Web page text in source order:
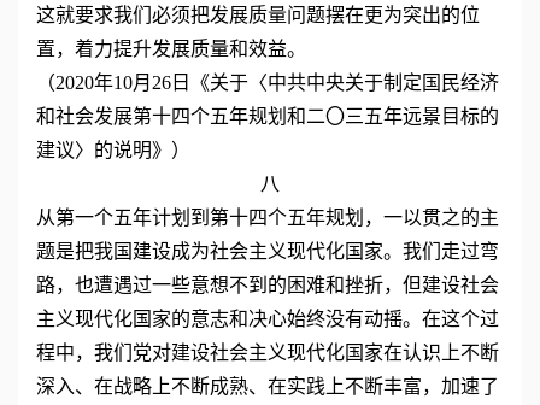
这就要求我们必须把发展质量问题摆在更为突出的位
置，着力提升发展质量和效益。
（2020年10月26日《关于〈中共中央关于制定国民经济
和社会发展第十四个五年规划和二〇三五年远景目标的
建议〉的说明》）
八
从第一个五年计划到第十四个五年规划，一以贯之的主
题是把我国建设成为社会主义现代化国家。我们走过弯
路，也遭遇过一些意想不到的困难和挫折，但建设社会
主义现代化国家的意志和决心始终没有动摇。在这个过
程中，我们党对建设社会主义现代化国家在认识上不断
深入、在战略上不断成熟、在实践上不断丰富，加速了